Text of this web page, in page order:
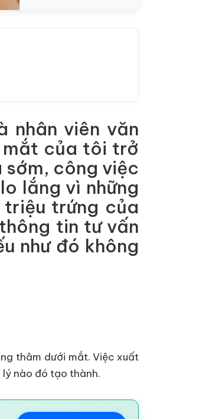
nhân viên văn
mắt của tôi trở
công việc
lắng vì những
trứng của
tin tư vấn
như đó không
thâm dưới mắt. Việc xuất
nào đó tạo thành.